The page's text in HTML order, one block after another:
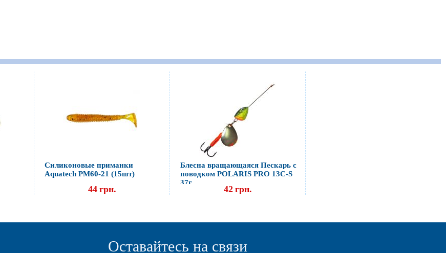
Силиконовые приманки
Aquatech PM60-21 (15шт)
44 грн.
Блесна вращающаяся Пескарь с
поводком POLARIS PRO 13C-S
37г
42 грн.
Оставайтесь на связи